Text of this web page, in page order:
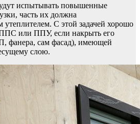
испытывать повышенные
часть их должна
утеплителем. С этой задачей хорошо
или ППУ, если накрыть его
фанера, сам фасад), имеющей
слою.